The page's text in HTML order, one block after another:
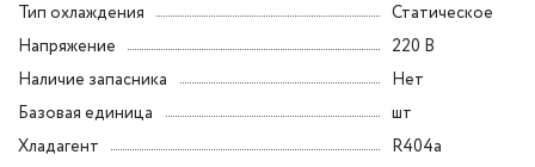
Тип охлаждения
Статическое
Напряжение
220 В
Наличие запасника
Нет
Базовая единица
шт
Хладагент
R404a